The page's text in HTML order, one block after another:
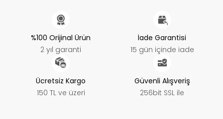
%100 Orijinal Ürün
2 yıl garanti
İade Garantisi
15 gün içinde iade
Ücretsiz Kargo
150 TL ve üzeri
Güvenli Alışveriş
256bit SSL ile